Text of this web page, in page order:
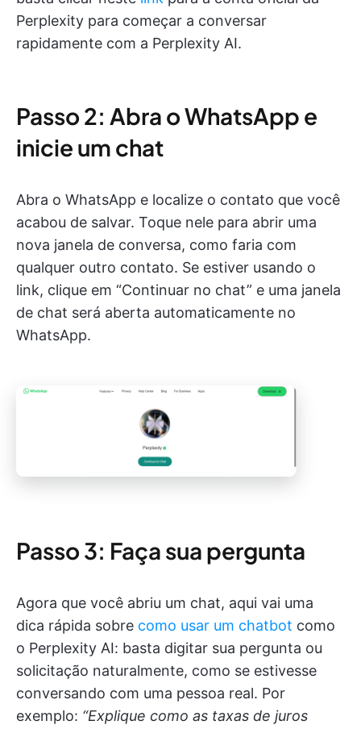
Perplexity para começar a conversar
rapidamente com a Perplexity AI.
Passo 2: Abra o WhatsApp e
inicie um chat
Abra o WhatsApp e localize o contato que você
acabou de salvar. Toque nele para abrir uma
nova janela de conversa, como faria com
qualquer outro contato. Se estiver usando o
link, clique em “Continuar no chat” e uma janela
de chat será aberta automaticamente no
WhatsApp.
Passo 3: Faça sua pergunta
Agora que você abriu um chat, aqui vai uma
dica rápida sobre como usar um chatbot como
o Perplexity AI: basta digitar sua pergunta ou
solicitação naturalmente, como se estivesse
conversando com uma pessoa real. Por
exemplo: “Explique como as taxas de juros